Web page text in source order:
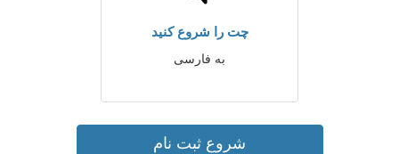
چت را شروع کنید
به فارسی
شروع ثبت نام